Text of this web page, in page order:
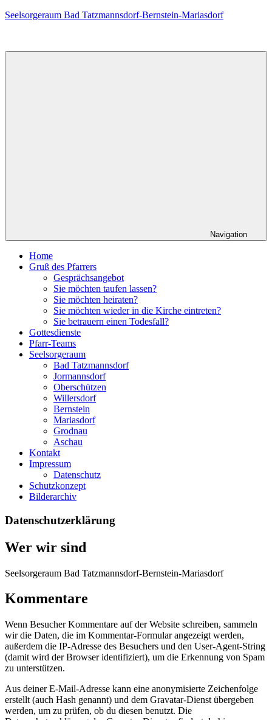
Zum
Seelsorgeraum Bad Tatzmannsdorf-Bernstein-Mariasdorf
Navigation
Home
Gruß des Pfarrers
Gesprächsangebot
Sie möchten taufen lassen?
Sie möchten heiraten?
Sie möchten wieder in die Kirche eintreten?
Sie betrauern einen Todesfall?
Gottesdienste
Pfarr-Teams
Seelsorgeraum
Bad Tatzmannsdorf
Jormannsdorf
Oberschützen
Willersdorf
Bernstein
Mariasdorf
Grodnau
Aschau
Kontakt
Impressum
Datenschutz
Schutzkonzept
Bilderarchiv
Datenschutzerklärung
Wer wir sind
Seelsorgeraum Bad Tatzmannsdorf-Bernstein-Mariasdorf
Kommentare
Wenn Besucher Kommentare auf der Website schreiben, sammeln
wir die Daten, die im Kommentar-Formular angezeigt werden,
außerdem die IP-Adresse des Besuchers und den User-Agent-String
(damit wird der Browser identifiziert), um die Erkennung von Spam
zu unterstützen.
Aus deiner E-Mail-Adresse kann eine anonymisierte Zeichenfolge
erstellt (auch Hash genannt) und dem Gravatar-Dienst übergeben
werden, um zu prüfen, ob du diesen benutzt. Die